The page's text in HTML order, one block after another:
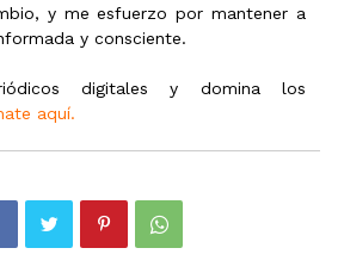
y me esfuerzo por mantener a
y consciente.
digitales y domina los
aquí.